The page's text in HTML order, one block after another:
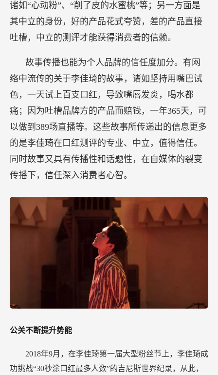
诸如“心动粉”、“削了皮的水蜜桃”等；另一方面是
其中立的身份，好的产品花式夸赞，差的产品直接
吐槽，中立的测评才能获得消费者的信赖。
故事传播也能为个人品牌的信任度加分。有网
络中流传的关于李佳琦的故事，诸如坚持用嘴巴试
色，一天试上百支口红，导致嘴唇发炎，喝水都
痛；因为吐槽品牌方的产品而赔钱，一年365天，可
以做到389场直播等。这些故事所传递出的信息更多
的是李佳琦在口红测评的专业、中立，值得信任。
同时故事又具有传播性和话题性，在自媒体的裂变
传播下，信任深入消费者心智。
公关不断提升势能
2018年9月，在李佳琦第一届大型粉丝节上，李佳琦成
功挑战“30秒涂口红最多人数”的吉尼斯世界纪录，从此，